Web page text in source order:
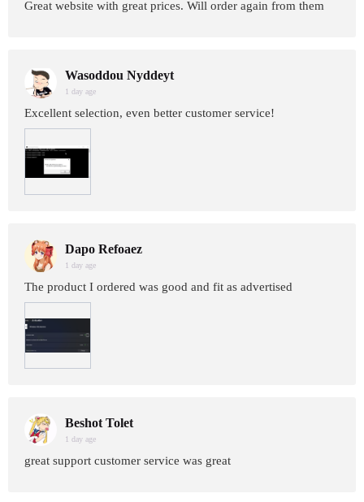
Great website with great prices. Will order again from them
Wasoddou Nyddeyt
1 day age
Excellent selection, even better customer service!
Dapo Refoaez
1 day age
The product I ordered was good and fit as advertised
Beshot Tolet
1 day age
great support customer service was great